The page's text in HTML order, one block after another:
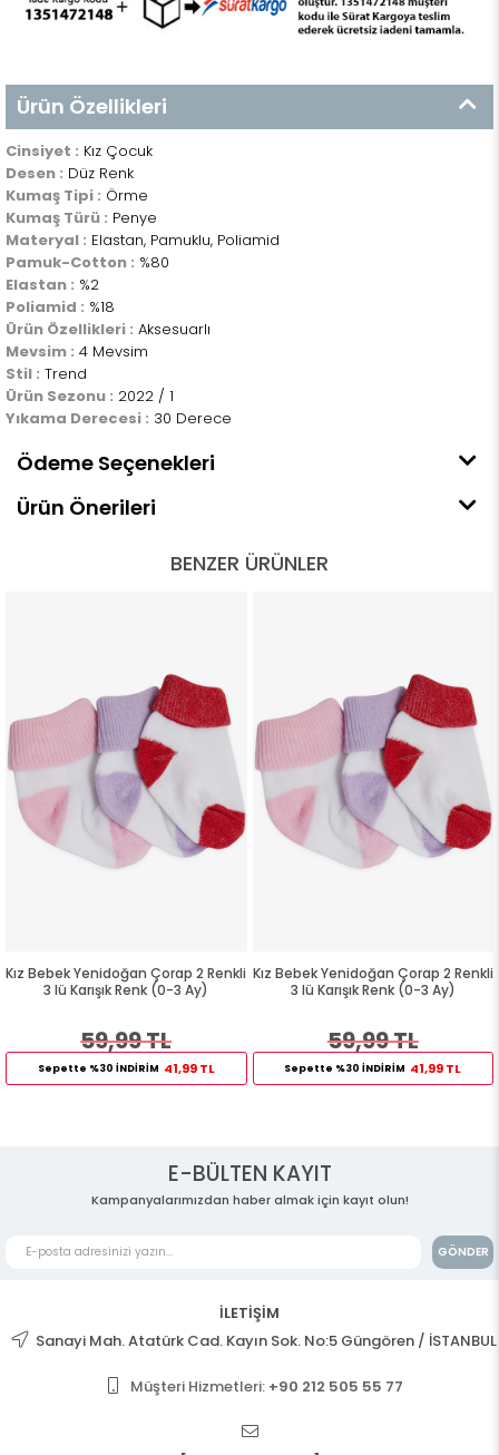
Ürün Özellikleri
Cinsiyet : Kız Çocuk
Desen : Düz Renk
Kumaş Tipi : Örme
Kumaş Türü : Penye
Materyal : Elastan, Pamuklu, Poliamid
Pamuk-Cotton : %80
Elastan : %2
Poliamid : %18
Ürün Özellikleri : Aksesuarlı
Mevsim : 4 Mevsim
Stil : Trend
Ürün Sezonu : 2022 / 1
Yıkama Derecesi : 30 Derece
Ödeme Seçenekleri
Ürün Önerileri
BENZER ÜRÜNLER
Kız Bebek Yenidoğan Çorap 2 Renkli
3 lü Karışık Renk (0-3 Ay)
59,99 TL
Sepette %30 İNDİRİM 41,99 TL
Kız Bebek Yenidoğan Çorap 2 Renkli
3 lü Karışık Renk (0-3 Ay)
59,99 TL
Sepette %30 İNDİRİM 41,99 TL
E-BÜLTEN KAYIT
Kampanyalarımızdan haber almak için kayıt olun!
GÖNDER
İLETİŞİM
Sanayi Mah. Atatürk Cad. Kayın Sok. No:5 Güngören / İSTANBUL
Müşteri Hizmetleri: +90 212 505 55 77